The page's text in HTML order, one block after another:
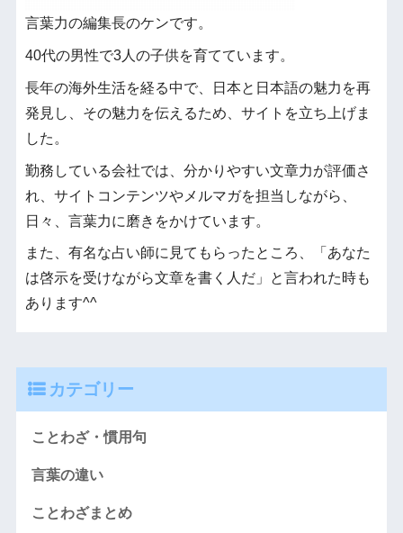
言葉力の編集長のケンです。
40代の男性で3人の子供を育てています。
長年の海外生活を経る中で、日本と日本語の魅力を再
発見し、その魅力を伝えるため、サイトを立ち上げま
した。
勤務している会社では、分かりやすい文章力が評価さ
れ、サイトコンテンツやメルマガを担当しながら、
日々、言葉力に磨きをかけています。
また、有名な占い師に見てもらったところ、「あなた
は啓示を受けながら文章を書く人だ」と言われた時も
あります^^
カテゴリー
ことわざ・慣用句
言葉の違い
ことわざまとめ